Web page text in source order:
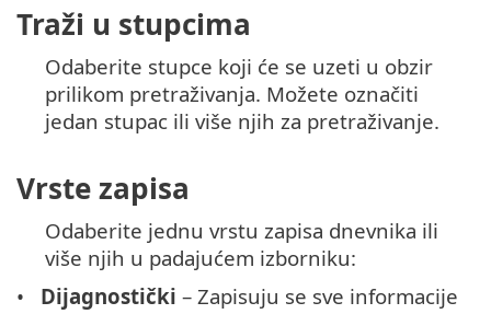
Traži u stupcima
Odaberite stupce koji će se uzeti u obzir
prilikom pretraživanja. Možete označiti
jedan stupac ili više njih za pretraživanje.
Vrste zapisa
Odaberite jednu vrstu zapisa dnevnika ili
više njih u padajućem izborniku:
Dijagnostički – Zapisuju se sve informacije